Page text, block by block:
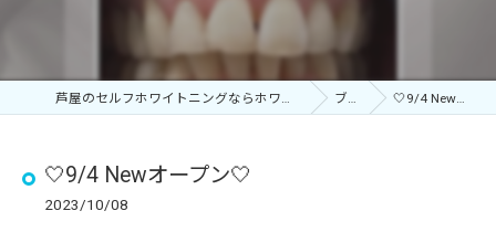
芦屋のセルフホワイトニングならホワイトニングショップ 芦屋店 ブログ 🤍9/4 Newオープン🤍
🤍9/4 Newオープン🤍
2023/10/08